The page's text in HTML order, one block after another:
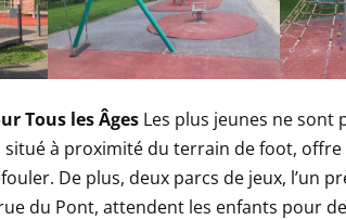
Tous les Âges Les plus jeunes ne sont
situé à proximité du terrain de foot, offre
De plus, deux parcs de jeux, l’un
rue du Pont, attendent les enfants pour